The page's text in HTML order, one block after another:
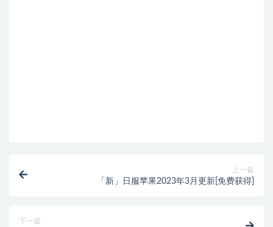
上一篇
「新」日服苹果2023年3月更新[免费获得]
下一篇